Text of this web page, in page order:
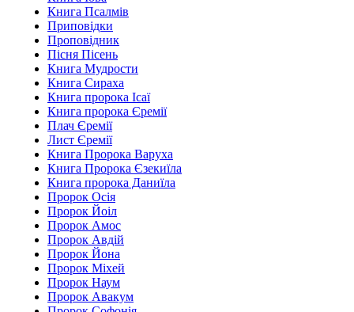
Книга Псалмів
Приповідки
Проповідник
Пісня Пісень
Книга Мудрости
Книга Сираха
Книга пророка Ісаї
Книга пророка Єремії
Плач Єремії
Лист Єремії
Книга Пророка Варуха
Книга Пророка Єзекиїла
Книга пророка Даниїла
Пророк Осія
Пророк Йоіл
Пророк Амос
Пророк Авдій
Пророк Йона
Пророк Міхей
Пророк Наум
Пророк Авакум